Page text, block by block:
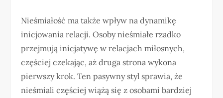
Nieśmiałość ma także wpływ na dynamikę
inicjowania relacji. Osoby nieśmiałe rzadko
przejmują inicjatywę w relacjach miłosnych,
częściej czekając, aż druga strona wykona
pierwszy krok. Ten pasywny styl sprawia, że
nieśmiali częściej wiążą się z osobami bardziej